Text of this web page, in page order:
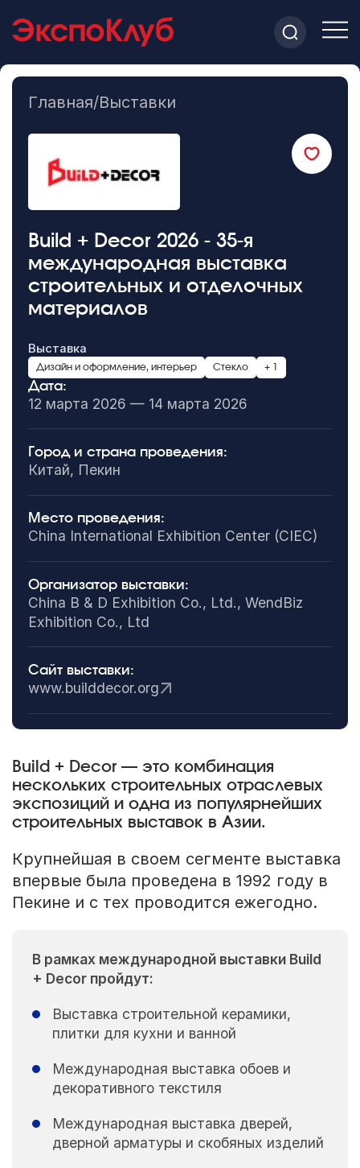
Главная/Выставки
Build + Decor 2026 - 35-я
международная выставка
строительных и отделочных
материалов
Выставка
Дизайн и оформление, интерьер Стекло + 1
Дата:
12 марта 2026 — 14 марта 2026
Город и страна проведения:
Китай, Пекин
Место проведения:
China International Exhibition Center (CIEC)
Организатор выставки:
China B & D Exhibition Co., Ltd., WendBiz
Exhibition Co., Ltd
Сайт выставки:
www.builddecor.org
Build + Decor — это комбинация
нескольких строительных отраслевых
экспозиций и одна из популярнейших
строительных выставок в Азии.
Крупнейшая в своем сегменте выставка
впервые была проведена в 1992 году в
Пекине и с тех проводится ежегодно.
В рамках международной выставки Build
+ Decor пройдут:
Выставка строительной керамики,
плитки для кухни и ванной
Международная выставка обоев и
декоративного текстиля
Международная выставка дверей,
дверной арматуры и скобяных изделий